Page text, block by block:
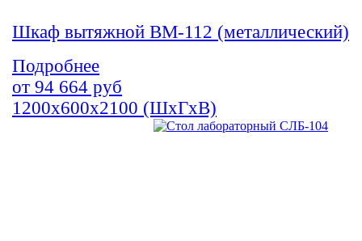
Шкаф вытяжной ВМ-112 (металлический)
Подробнее
от 94 664 руб
1200х600х2100 (ШхГхВ)